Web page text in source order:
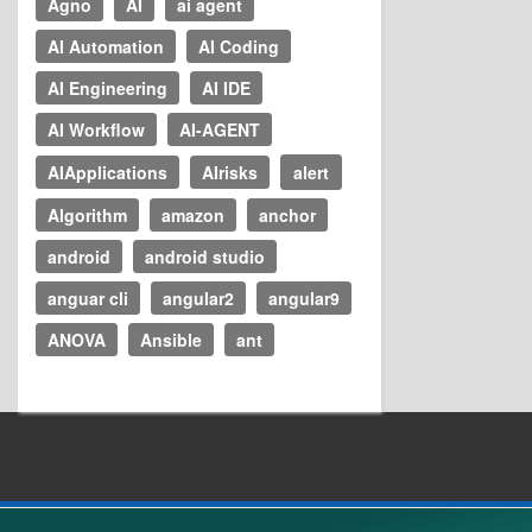
AI Automation
AI Coding
AI Engineering
AI IDE
AI Workflow
AI-AGENT
AIApplications
AIrisks
alert
Algorithm
amazon
anchor
android
android studio
anguar cli
angular2
angular9
ANOVA
Ansible ant